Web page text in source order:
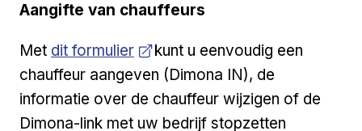
Aangifte van chauffeurs
Met Open a new venster
dit formulier
kunt u eenvoudig een
chauffeur aangeven (Dimona IN), de
informatie over de chauffeur wijzigen of de
Dimona-link met uw bedrijf stopzetten